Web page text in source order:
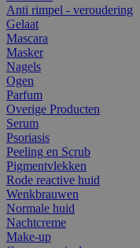
Anti rimpel - veroudering
Gelaat
Mascara
Masker
Nagels
Ogen
Parfum
Overige Producten
Serum
Psoriasis
Peeling en Scrub
Pigmentvlekken
Rode reactive huid
Wenkbrauwen
Normale huid
Nachtcreme
Make-up